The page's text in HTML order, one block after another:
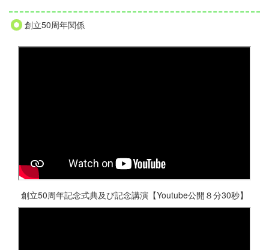
創立50周年関係
創立50周年記念式典及び記念講演【Youtube公開８分30秒】